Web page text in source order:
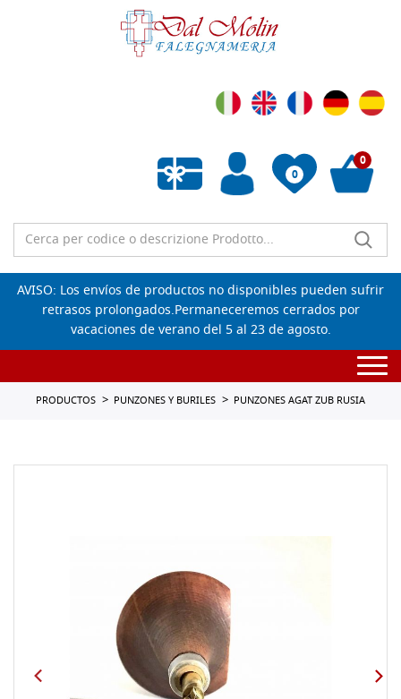
0
Lista de deseos vacía
0
AVISO: Los envíos de productos no disponibles pueden sufrir
retrasos prolongados.Permaneceremos cerrados por
vacaciones de verano del 5 al 23 de agosto.
PRODUCTOS PUNZONES Y BURILES PUNZONES AGAT ZUB RUSIA